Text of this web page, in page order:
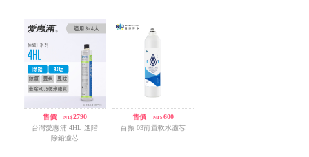
售價/ NT$2790
台灣愛惠浦 4HL 進階
除鉛濾芯
售價 /NT$600
百振 03前置軟水濾芯